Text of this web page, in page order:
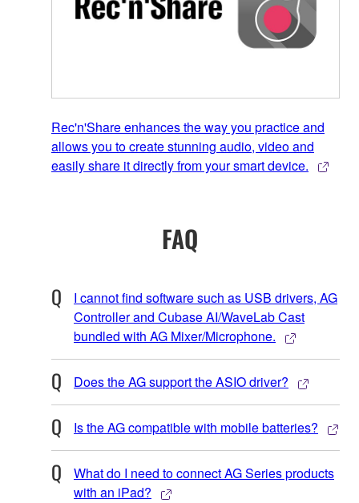
Rec'n'Share enhances the way you practice and
allows you to create stunning audio, video and
easily share it directly from your smart device.
FAQ
I cannot find software such as USB drivers, AG
Controller and Cubase AI/WaveLab Cast
bundled with AG Mixer/Microphone.
Does the AG support the ASIO driver?
Is the AG compatible with mobile batteries?
What do I need to connect AG Series products
with an iPad?